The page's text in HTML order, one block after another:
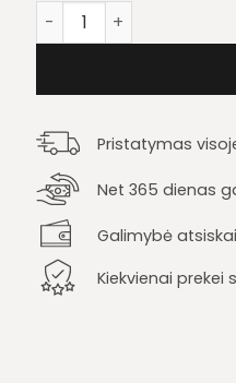
produkto kiekis:
Pristatymas
Net 365 dienas
Galimybė
Kiekvienai